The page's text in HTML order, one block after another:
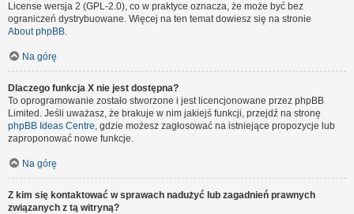
License wersja 2 (GPL-2.0), co w praktyce oznacza, że może być bez
ograniczeń dystrybuowane. Więcej na ten temat dowiesz się na stronie
About phpBB.
Na górę
Dlaczego funkcja X nie jest dostępna?
To oprogramowanie zostało stworzone i jest licencjonowane przez phpBB
Limited. Jeśli uważasz, że brakuje w nim jakiejś funkcji, przejdź na stronę
phpBB Ideas Centre, gdzie możesz zagłosować na istniejące propozycje lub
zaproponować nowe funkcje.
Na górę
Z kim się kontaktować w sprawach nadużyć lub zagadnień prawnych
związanych z tą witryną?